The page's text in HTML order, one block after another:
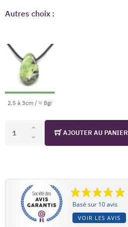
Autres choix :
2.5 à 3cm / ≈ 8gr
AJOUTER AU PANIER
Basé sur 10 avis
VOIR LES AVIS